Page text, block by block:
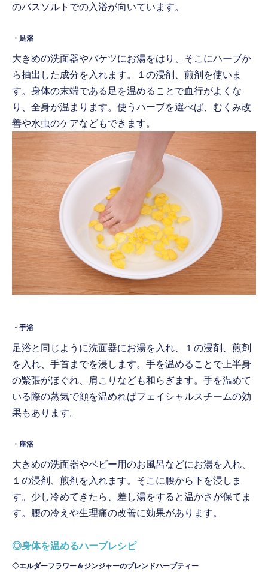
のバスソルトでの入浴が向いています。
・足浴
大きめの洗面器やバケツにお湯をはり、そこにハーブか
ら抽出した成分を入れます。１の浸剤、煎剤を使いま
す。身体の末端である足を温めることで血行がよくな
り、全身が温まります。使うハーブを選べば、むくみ改
善や水虫のケアなどもできます。
・手浴
足浴と同じように洗面器にお湯を入れ、１の浸剤、煎剤
を入れ、手首までを浸します。手を温めることで上半身
の緊張がほぐれ、肩こりなども和らぎます。手を温めて
いる際の蒸気で顔を温めればフェイシャルスチームの効
果もあります。
・座浴
大きめの洗面器やベビー用のお風呂などにお湯を入れ、
１の浸剤、煎剤を入れます。そこに腰から下を浸しま
す。少し冷めてきたら、差し湯をすると温かさが保てま
す。腰の冷えや生理痛の改善に効果があります。
◎身体を温めるハーブレシピ
◇エルダーフラワー＆ジンジャーのブレンドハーブティー